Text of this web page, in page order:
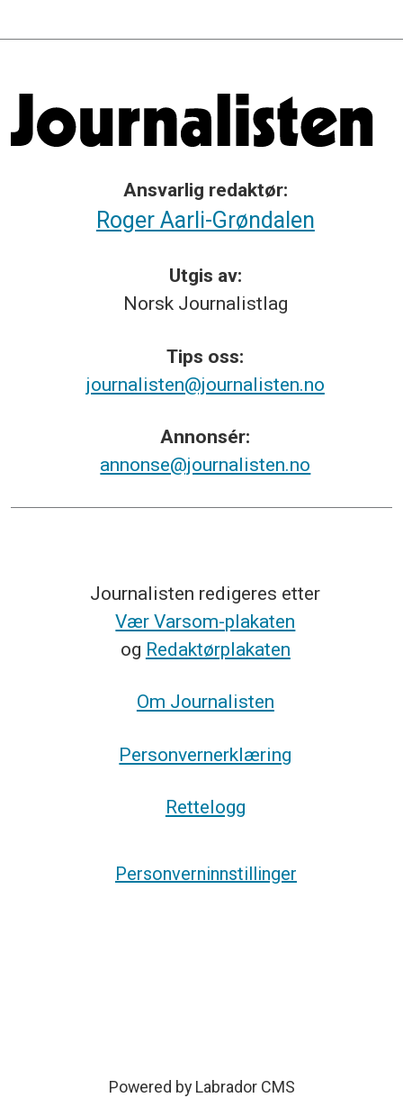
Ansvarlig redaktør:
Roger Aarli-Grøndalen
Utgis av:
Norsk Journalistlag
Tips oss:
journalisten@journalisten.no
Annonsér:
annonse@journalisten.no
Journalisten redigeres etter
Vær Varsom-plakaten
og Redaktørplakaten
Om Journalisten
Personvernerklæring
Rettelogg
Personverninnstillinger
Powered by Labrador CMS